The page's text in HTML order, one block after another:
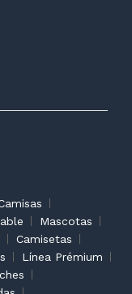
Mascotas
Camisetas
Línea Prémium